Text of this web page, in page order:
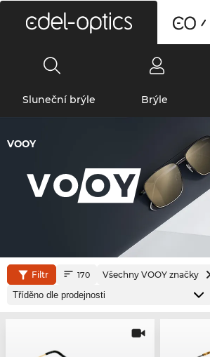
Sluneční brýle Brýle
VOOY
Filtr 170 Všechny VOOY značky